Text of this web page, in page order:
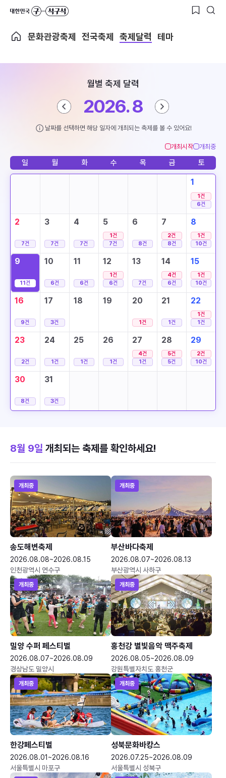
문화관광축제 전국축제 축제달력 테마
월별 축제 달력
2026. 8
날짜를 선택하면 해당 일자에 개최되는 축제를 볼 수 있어요!
개최시작 개최중
일 월 화 수 목 금 토
1
1건
6건
2
7건
3
7건
4
7건
5
1건
7건
6
8건
7
2건
8건
8
1건
10건
9
11건
10
6건
11
6건
12
1건
6건
13
7건
14
4건
6건
15
1건
10건
16
9건
17
3건
18 19 20
1건
21
1건
22
1건
1건
23
2건
24
1건
25
1건
26
1건
27
4건
1건
28
5건
5건
29
2건
10건
30
8건
31
3건
8월 9일 개최되는 축제를 확인하세요!
개최중
송도해변축제
2026.08.08~2026.08.15
인천광역시 연수구
개최중
부산바다축제
2026.08.07~2026.08.13
부산광역시 사하구
개최중
밀양 수퍼 페스티벌
2026.08.07~2026.08.09
경상남도 밀양시
개최중
홍천강 별빛음악 맥주축제
2026.08.05~2026.08.09
강원특별자치도 홍천군
개최중
한강페스티벌
2026.08.01~2026.08.16
서울특별시 마포구
개최중
성북문화바캉스
2026.07.25~2026.08.09
서울특별시 성북구